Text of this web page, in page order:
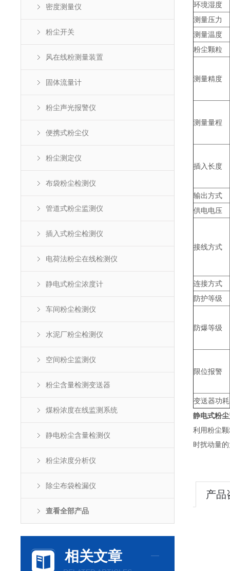
密度测量仪
粉尘开关
风在线粉测量装置
固体流量计
粉尘声光报警仪
便携式粉尘仪
粉尘测定仪
布袋粉尘检测仪
管道式粉尘监测仪
插入式粉尘检测仪
电荷法粉尘在线检测仪
静电式粉尘浓度计
车间粉尘检测仪
水泥厂粉尘检测仪
空间粉尘监测仪
粉尘含量检测变送器
煤粉浓度在线监测系统
静电粉尘含量检测仪
粉尘浓度分析仪
除尘布袋检漏仪
查看全部产品
相关文章
环境湿度
测量压力
测量温度
粉尘颗粒
测量精度
测量量程
插入长度
输出方式
供电电压
接线方式
连接方式
防护等级
防爆等级
限位报警
变送器功耗
静电式粉
利用粉尘
时扰动量
产品